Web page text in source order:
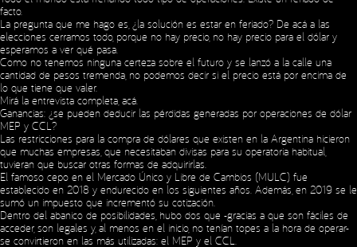
facto.
La pregunta que me hago es, ¿la solución es estar en feriado? De acá a las
elecciones cerramos todo, porque no hay precio, no hay precio para el dólar y
esperamos a ver qué pasa.
Como no tenemos ninguna certeza sobre el futuro y se lanzó a la calle una
cantidad de pesos tremenda, no podemos decir si el precio está por encima de
lo que tiene que valer.
Mirá la entrevista completa, acá
Ganancias: ¿se pueden deducir las pérdidas generadas por operaciones de dólar
MEP y CCL?
Las restricciones para la compra de dólares que existen en la Argentina hicieron
que muchas empresas, que necesitaban divisas para su operatoria habitual,
tuvieran que buscar otras formas de adquirirlas.
El famoso cepo en el Mercado Único y Libre de Cambios (MULC) fue
establecido en 2018 y endurecido en los siguientes años. Además, en 2019 se le
sumó un impuesto que incrementó su cotización.
Dentro del abanico de posibilidades, hubo dos que -gracias a que son fáciles de
acceder, son legales y, al menos en el inicio, no tenían topes a la hora de operar-
se convirtieron en las más utilizadas: el MEP y el CCL.